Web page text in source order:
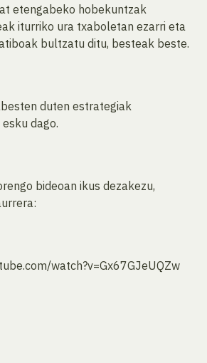
etengabeko hobekuntzak
iturriko ura txaboletan ezarri eta
bultzatu ditu, besteak beste.
duten estrategiak
dago.
bideoan ikus dezakezu,
watch?v=Gx67GJeUQZw